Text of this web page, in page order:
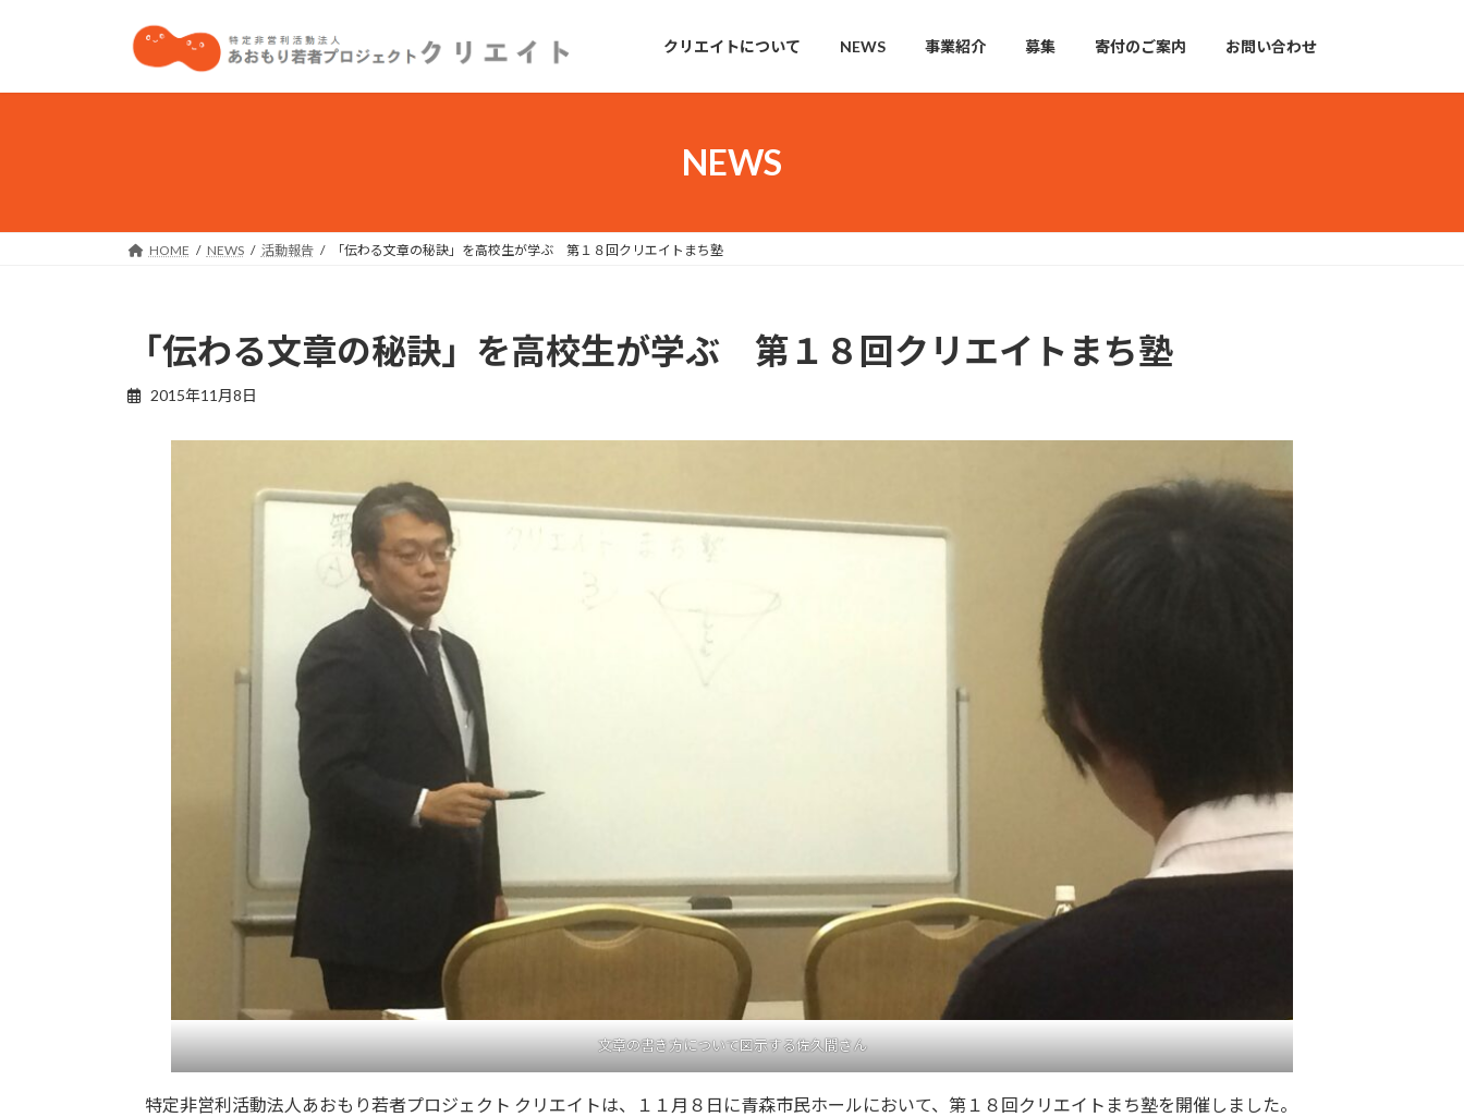
ン
ー
クリエイトについて NEWS 事業紹介 募集 寄付のご案内 お問い合わせ
NEWS
HOME NEWS 活動報告 「伝わる文章の秘訣」を高校生が学ぶ 第１８回クリエイトまち塾
「伝わる文章の秘訣」を高校生が学ぶ 第１８回クリエイトまち塾
2015年11月8日
文章の書き方について図示する佐久間さん
特定非営利活動法人あおもり若者プロジェクト クリエイトは、１１月８日に青森市民ホールにおいて、第１８回クリエイトまち塾を開催しました。